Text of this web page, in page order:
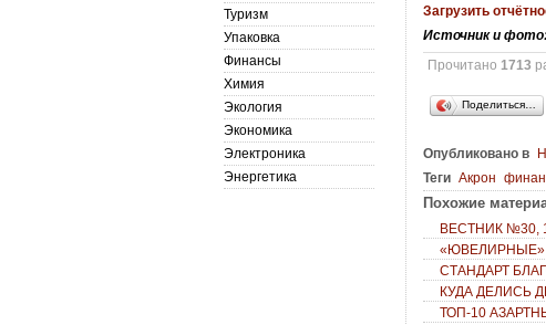
Загрузить
Источник и
Прочитано1713
Поделиться…
Опубликовано в
Теги Акрон
Похожие
ВЕСТНИК №30,
«ЮВЕЛИРНЫЕ»
СТАНДАРТ
КУДА ДЕЛИСЬ
ТОП-10
Туризм
Упаковка
Финансы
Химия
Экология
Экономика
Электроника
Энергетика